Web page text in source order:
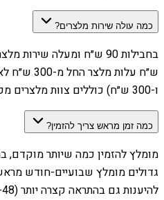
כמה עולה שירות מלצרים?
ו-300 ש״ח) כוללים צוות מלצרים מקצועי במחיר.
כמה זמן מראש צריך להזמין?
מומלץ להזמין כמה שיותר מוקדם,
גדולים מומלץ שבועיים-חודש
להיענות גם בהתראה קצרה יותר (24-48 שעות), בכפוף לזמינות.